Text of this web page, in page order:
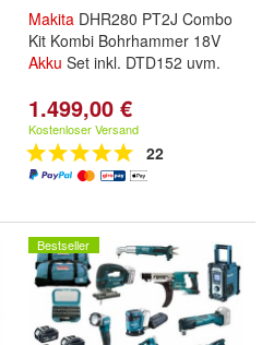
Makita DHR280 PT2J Combo
Kit Kombi Bohrhammer 18V
Akku Set inkl. DTD152 uvm.
1.499,00 €
Kostenloser Versand
22
Bestseller